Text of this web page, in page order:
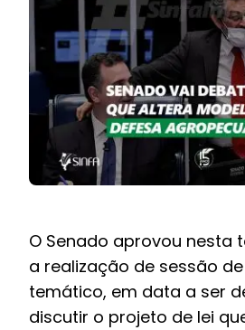
BOLETIM
NOTÍCIAS
PCCR JÁ –
O Senado aprovou nesta
a realização de sessão
temático, em data a ser
discutir o projeto de lei